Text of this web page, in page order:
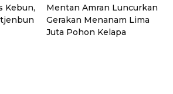
Kebun,
Mentan Amran Luncurkan
Gerakan Menanam Lima
Juta Pohon Kelapa